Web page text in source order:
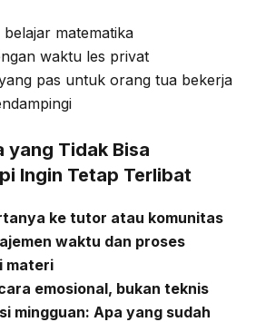
matematika
waktu les privat
pas untuk orang tua bekerja
yang Tidak Bisa
Ingin Tetap Terlibat
ke tutor atau komunitas
waktu dan proses
materi
emosional, bukan teknis
mingguan: Apa yang sudah